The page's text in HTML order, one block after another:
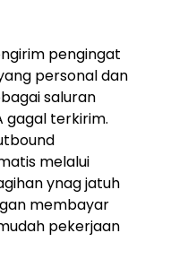
pengingat
personal dan
saluran
gagal terkirim.
melalui
ynag jatuh
membayar
pekerjaan